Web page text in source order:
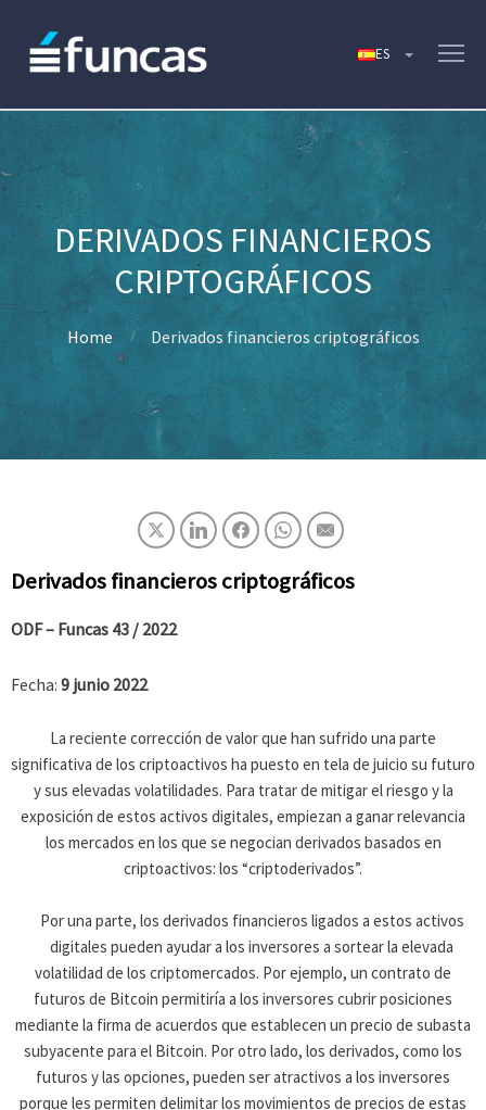
DERIVADOS FINANCIEROS
CRIPTOGRÁFICOS
Home Derivados financieros criptográficos
Derivados financieros criptográficos
ODF – Funcas 43 / 2022
Fecha: 9 junio 2022
La reciente corrección de valor que han sufrido una parte
significativa de los criptoactivos ha puesto en tela de juicio su futuro
y sus elevadas volatilidades. Para tratar de mitigar el riesgo y la
exposición de estos activos digitales, empiezan a ganar relevancia
los mercados en los que se negocian derivados basados en
criptoactivos: los “criptoderivados”.
Por una parte, los derivados financieros ligados a estos activos
digitales pueden ayudar a los inversores a sortear la elevada
volatilidad de los criptomercados. Por ejemplo, un contrato de
futuros de Bitcoin permitiría a los inversores cubrir posiciones
mediante la firma de acuerdos que establecen un precio de subasta
subyacente para el Bitcoin. Por otro lado, los derivados, como los
futuros y las opciones, pueden ser atractivos a los inversores
porque les permiten delimitar los movimientos de precios de estas